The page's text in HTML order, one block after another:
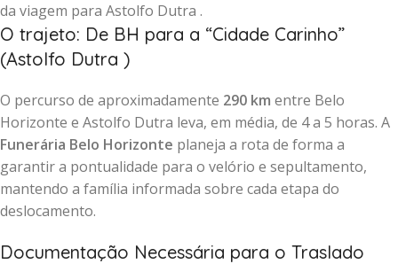
da viagem para Astolfo Dutra .
O trajeto: De BH para a “Cidade Carinho”
(Astolfo Dutra )
O percurso de aproximadamente 290 km entre Belo
Horizonte e Astolfo Dutra leva, em média, de 4 a 5 horas. A
Funerária Belo Horizonte planeja a rota de forma a
garantir a pontualidade para o velório e sepultamento,
mantendo a família informada sobre cada etapa do
deslocamento.
Documentação Necessária para o Traslado